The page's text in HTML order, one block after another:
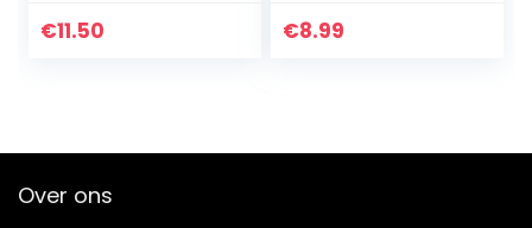
lichtblond koper
€11.50
Roestvrijstalen
€8.99
Over ons